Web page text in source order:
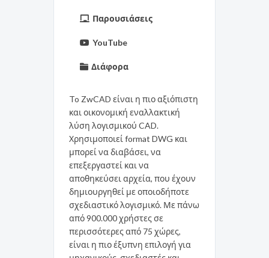
Παρουσιάσεις
YouTube
Διάφορα
To ZwCAD είναι η πιο αξιόπιστη
και οικονομική εναλλακτική
λύση λογισμικού CAD.
Χρησιμοποιεί format DWG και
μπορεί να διαβάσει, να
επεξεργαστεί και να
αποθηκεύσει αρχεία, που έχουν
δημιουργηθεί με οποιοδήποτε
σχεδιαστικό λογισμικό. Με πάνω
από 900.000 χρήστες σε
περισσότερες από 75 χώρες,
είναι η πιο έξυπνη επιλογή για